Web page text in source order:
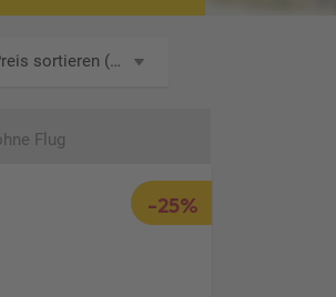
Nach Preis sortieren (aufsteigend)
Flug
-25%